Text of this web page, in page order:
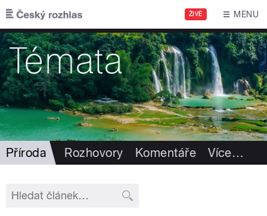
Přejít k hlavnímu obsahu
ŽIVĚ MENU
Příroda Rozhovory Komentáře Více…